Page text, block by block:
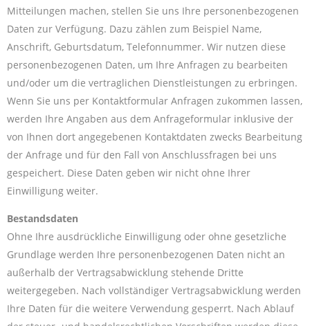
Mitteilungen machen, stellen Sie uns Ihre personenbezogenen
Daten zur Verfügung. Dazu zählen zum Beispiel Name,
Anschrift, Geburtsdatum, Telefonnummer. Wir nutzen diese
personenbezogenen Daten, um Ihre Anfragen zu bearbeiten
und/oder um die vertraglichen Dienstleistungen zu erbringen.
Wenn Sie uns per Kontaktformular Anfragen zukommen lassen,
werden Ihre Angaben aus dem Anfrageformular inklusive der
von Ihnen dort angegebenen Kontaktdaten zwecks Bearbeitung
der Anfrage und für den Fall von Anschlussfragen bei uns
gespeichert. Diese Daten geben wir nicht ohne Ihrer
Einwilligung weiter.
Bestandsdaten
Ohne Ihre ausdrückliche Einwilligung oder ohne gesetzliche
Grundlage werden Ihre personenbezogenen Daten nicht an
außerhalb der Vertragsabwicklung stehende Dritte
weitergegeben. Nach vollständiger Vertragsabwicklung werden
Ihre Daten für die weitere Verwendung gesperrt. Nach Ablauf